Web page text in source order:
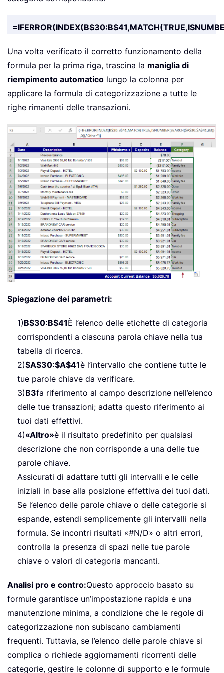
Una volta verificato il corretto funzionamento della
formula per la prima riga, trascina la maniglia di
riempimento automatico lungo la colonna per
applicare la formula di categorizzazione a tutte le
righe rimanenti delle transazioni.
Spiegazione dei parametri:
1)B$30:B$41È l’elenco delle etichette di categoria
corrispondenti a ciascuna parola chiave nella tua
tabella di ricerca.
2)$A$30:$A$41è l’intervallo che contiene tutte le
tue parole chiave da verificare.
3)B3fa riferimento al campo descrizione nell’elenco
delle tue transazioni; adatta questo riferimento ai
tuoi dati effettivi.
4)«Altro»è il risultato predefinito per qualsiasi
descrizione che non corrisponde a una delle tue
parole chiave.
Assicurati di adattare tutti gli intervalli e le celle
iniziali in base alla posizione effettiva dei tuoi dati.
Se l’elenco delle parole chiave o delle categorie si
espande, estendi semplicemente gli intervalli nella
formula. Se incontri risultati «#N/D» o altri errori,
controlla la presenza di spazi nelle tue parole
chiave o valori di categoria mancanti.
Analisi pro e contro:Questo approccio basato su
formule garantisce un’impostazione rapida e una
manutenzione minima, a condizione che le regole di
categorizzazione non subiscano cambiamenti
frequenti. Tuttavia, se l’elenco delle parole chiave si
complica o richiede aggiornamenti ricorrenti delle
categorie, gestire le colonne di supporto e le formule